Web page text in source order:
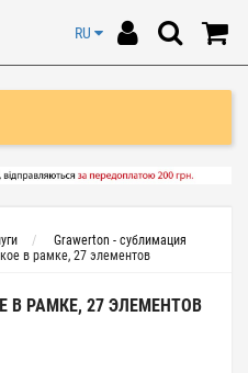
RU
Grawerton - сублимация
в рамке, 27 элементов
В РАМКЕ, 27 ЭЛЕМЕНТОВ